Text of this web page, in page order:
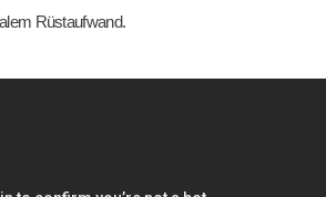
Rüstaufwand.